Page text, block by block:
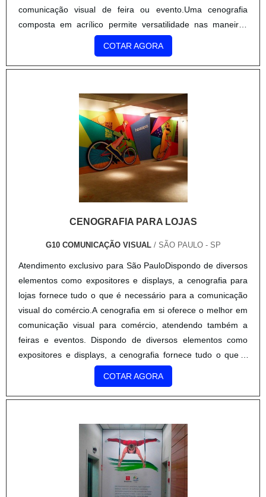
comunicação visual de feira ou evento.Uma cenografia
composta em acrílico permite versatilidade nas maneiras
possíveis de exposição, em diversos modelos de prateleiras,
COTAR AGORA
CENOGRAFIA PARA LOJAS
G10 COMUNICAÇÃO VISUAL / SÃO PAULO - SP
Atendimento exclusivo para São PauloDispondo de diversos
elementos como expositores e displays, a cenografia para
lojas fornece tudo o que é necessário para a comunicação
visual do comércio.A cenografia em si oferece o melhor em
comunicação visual para comércio, atendendo também a
feiras e eventos. Dispondo de diversos elementos como
expositores e displays, a cenografia fornece tudo o que é
necessário para a comunicação visual de feira ...
COTAR AGORA